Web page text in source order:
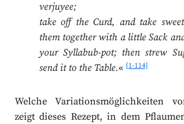
verjuyee;
take off the Curd, and take
them together with a little Sack
your Syllabub-pot; then strew
send it to the Table.«[1-114]
Welche Variationsmöglichkeiten
zeigt dieses Rezept, in dem